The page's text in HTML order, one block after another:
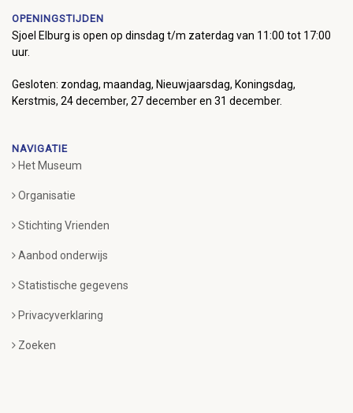
OPENINGSTIJDEN
Sjoel Elburg is open op dinsdag t/m zaterdag van 11:00 tot 17:00
uur.
Gesloten: zondag, maandag, Nieuwjaarsdag, Koningsdag,
Kerstmis, 24 december, 27 december en 31 december.
NAVIGATIE
Het Museum
Organisatie
Stichting Vrienden
Aanbod onderwijs
Statistische gegevens
Privacyverklaring
Zoeken